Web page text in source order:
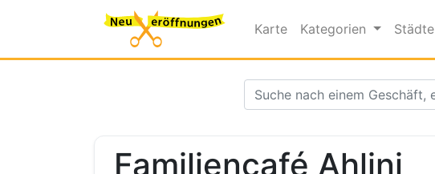
Karte Kategorien Städte
Familiencafé Ahlini